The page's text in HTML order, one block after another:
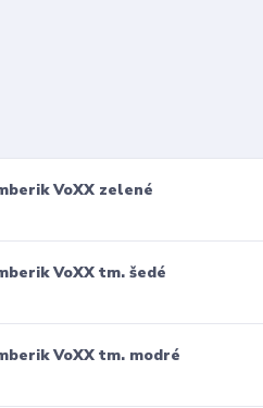
VoXX zelené
VoXX tm. šedé
VoXX tm. modré